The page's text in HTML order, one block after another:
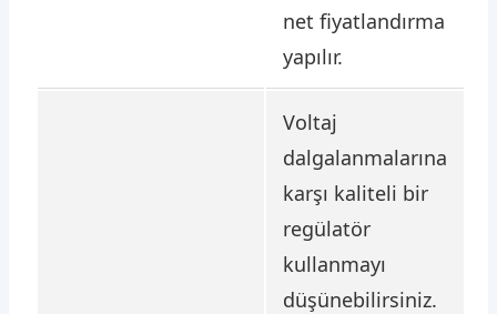
net fiyatlandırma
yapılır.
Voltaj
dalgalanmalarına
karşı kaliteli bir
regülatör
kullanmayı
düşünebilirsiniz.